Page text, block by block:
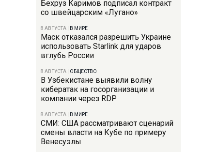
Бехруз Каримов подписал контракт
со швейцарским «Лугано»
8 АВГУСТА В МИРЕ
Маск отказался разрешить Украине
использовать Starlink для ударов
вглубь России
8 АВГУСТА ОБЩЕСТВО
В Узбекистане выявили волну
кибератак на госорганизации и
компании через RDP
8 АВГУСТА В МИРЕ
СМИ: США рассматривают сценарий
смены власти на Кубе по примеру
Венесуэлы